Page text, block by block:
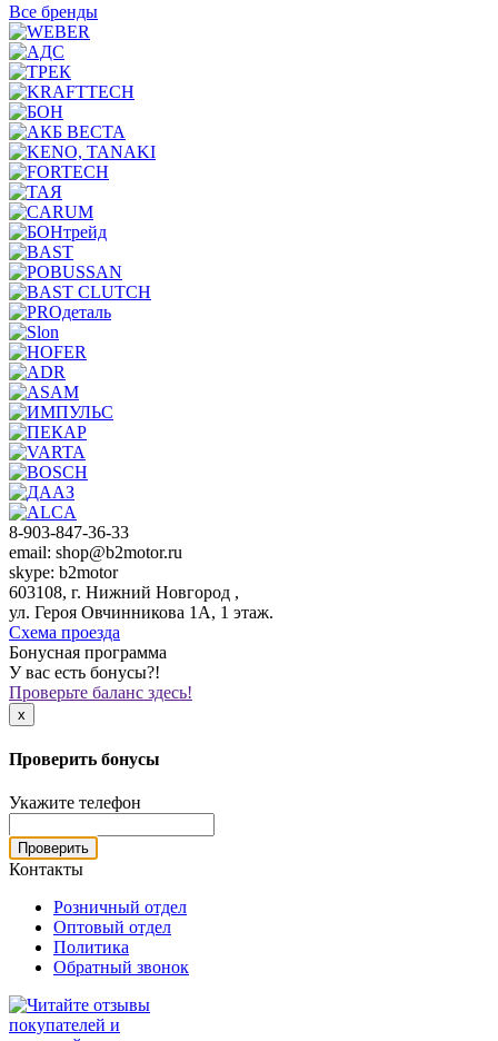
Все бренды
8-903-847-36-33
email: shop@b2motor.ru
skype: b2motor
603108, г. Нижний Новгород ,
ул. Героя Овчинникова 1А, 1 этаж.
Схема проезда
Бонусная программа
У вас есть бонусы?!
Проверьте баланс здесь!
x
Проверить бонусы
Укажите телефон
Проверить
Контакты
Розничный отдел
Оптовый отдел
Политика
Обратный звонок